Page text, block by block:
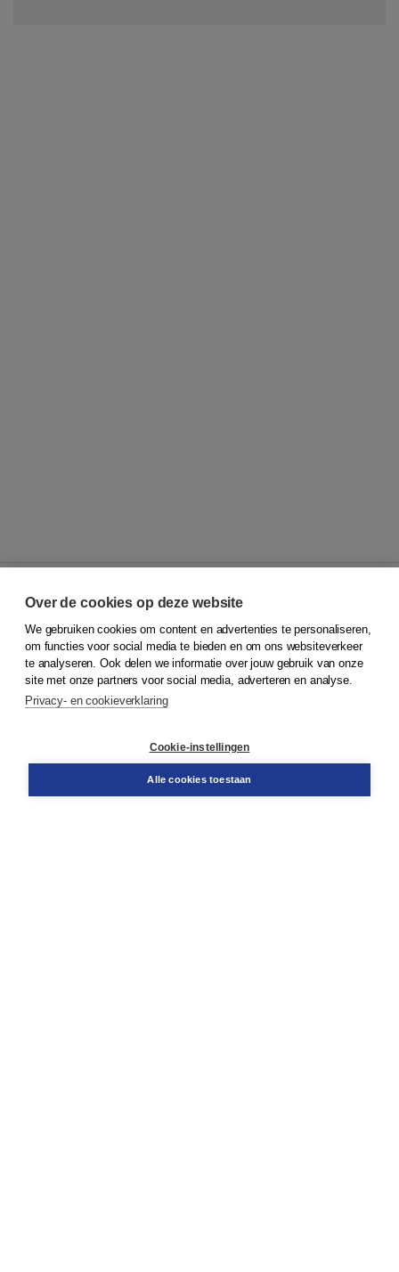
© 2026Koninklijke Boom uitgevers
Klantenservice
Service & informatie
Contact
Over de cookies op deze website
We gebruiken cookies om content en advertenties te personaliseren,
om functies voor social media te bieden en om ons websiteverkeer
te analyseren. Ook delen we informatie over jouw gebruik van onze
site met onze partners voor social media, adverteren en analyse.
Privacy- en cookieverklaring
Cookie-instellingen
Alle cookies toestaan